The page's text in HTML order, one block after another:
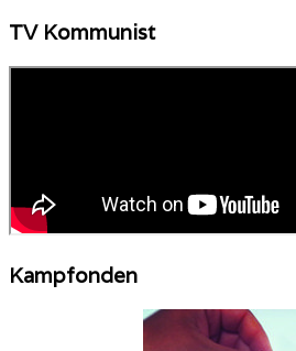
TV Kommunist
Kampfonden